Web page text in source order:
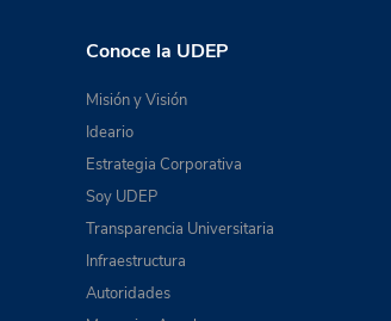
Conoce la UDEP
Misión y Visión
Ideario
Estrategia Corporativa
Soy UDEP
Transparencia Universitaria
Infraestructura
Autoridades